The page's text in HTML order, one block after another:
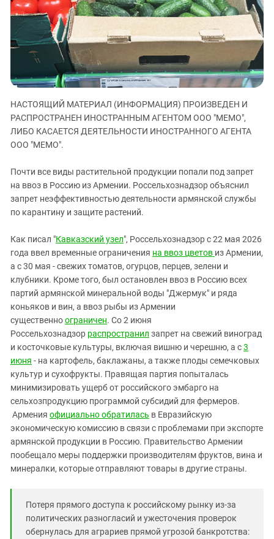
ЗАСТАВЛЯЕТ
КАВКАЗ ЗА ПАЛЕСТИНУ
ИНАКОМЫСЛИЕ В ЧЕЧНЕ
МОБИЛИЗАЦИЯ И ПРОТЕСТЫ
Дагестан
Ингушетия
Кабардино-Балкария
Калмыкия
Карачаево-Черкесия
Краснодарский край
Российская Федерация
Северная Осетия - Алания
СКФО
Ставропольский край
Чечня
Южная Осетия
Южный Кавказ
ЮФО
НАСТОЯЩИЙ МАТЕРИАЛ (ИНФОРМАЦИЯ) ПРОИЗВЕДЕН И
РАСПРОСТРАНЕН ИНОСТРАННЫМ АГЕНТОМ ООО "МЕМО",
ЛИБО КАСАЕТСЯ ДЕЯТЕЛЬНОСТИ ИНОСТРАННОГО АГЕНТА
ООО "МЕМО".
Почти все виды растительной продукции попали под запрет
на ввоз в Россию из Армении. Россельхознадзор объяснил
запрет неэффективностью деятельности армянской службы
по карантину и защите растений.
Как писал "Кавказский узел", Россельхознадзор с 22 мая 2026
года ввел временные ограничения на ввоз цветов из Армении,
а с 30 мая - свежих томатов, огурцов, перцев, зелени и
клубники. Кроме того, был остановлен ввоз в Россию всех
партий армянской минеральной воды "Джермук" и ряда
коньяков и вин, а ввоз рыбы из Армении
существенноограничен. Со 2 июня
Россельхознадзор распространил запрет на свежий виноград
и косточковые культуры, включая вишню и черешню, а с3
июня - на картофель, баклажаны, а также плоды семечковых
культур и сухофрукты. Правящая партия попыталась
минимизировать ущерб от российского эмбарго на
сельхозпродукцию программой субсидий для фермеров.
Армения официально обратилась в Евразийскую
экономическую комиссию в связи с проблемами при экспорте
армянской продукции в Россию. Правительство Армении
пообещало меры поддержки производителям фруктов, вина и
минералки, которые отправляют товары в другие страны.
Потеря прямого доступа к российскому рынку из-за
политических разногласий и ужесточения проверок
обернулась для аграриев прямой угрозой банкротства: